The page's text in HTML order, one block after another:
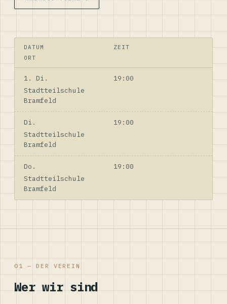
DATUM
ZEIT
ORT
1. Di.
19:00
Stadtteilschule
Bramfeld
Di.
19:00
Stadtteilschule
Bramfeld
Do.
19:00
Stadtteilschule
Bramfeld
01 — DER VEREIN
Wer wir sind